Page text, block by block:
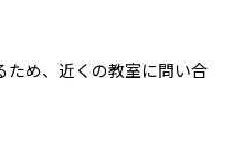
ため、近くの教室に問い合